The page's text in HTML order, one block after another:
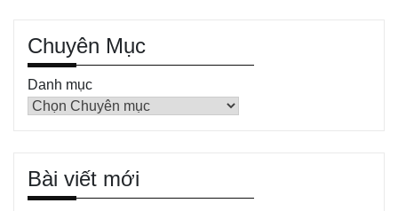
Chuyên Mục
Danh mục
Bài viết mới